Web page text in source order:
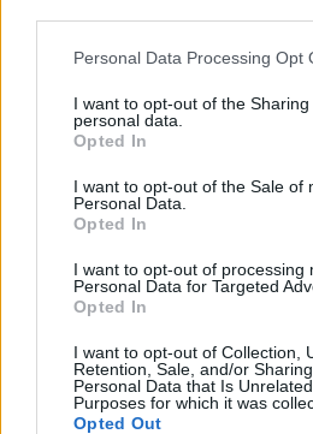
Personal Data Processing Opt
I want to opt-out of the
personal data.
Opted In
I want to opt-out of the Sale of
Personal Data.
Opted In
I want to opt-out of processing
Personal Data for Targeted
Opted In
I want to opt-out of Collection,
Retention, Sale, and/or
Personal Data that Is
Purposes for which it was
Opted Out
identiche, ma allo
ben differente grazie
interpretazioni e il
innovativi ottenuti
Il trailer di"Funny
Dario Esposito La